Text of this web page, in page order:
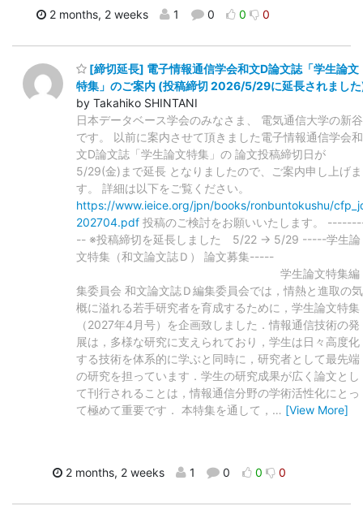
2 months, 2 weeks 1 0 0 0
[締切延長] 電子情報通信学会和文D論文誌「学生論文
特集」のご案内 (投稿締切 2026/5/29に延長されまし
by Takahiko SHINTANI
日本データベース学会のみなさま、 電気通信大学の新谷
です。 以前に案内させて頂きました電子情報通信学会和
文D論文誌「学生論文特集」の 論文投稿締切日が
5/29(金)まで延長 となりましたので、ご案内申し上げま
す。 詳細は以下をご覧ください。
https://www.ieice.org/jpn/books/ronbuntokushu/
202704.pdf 投稿のご検討をお願いいたします。
-- ※投稿締切を延長しました 5/22 -> 5/29 -----学生論
文特集（和文論文誌Ｄ） 論文募集-----
学生論文特集編
集委員会 和文論文誌Ｄ編集委員会では，情熱と進取の気
概に溢れる若手研究者を育成するために，学生論文特集
（2027年4月号）を企画致しました．情報通信技術の発
展は，多様な研究に支えられており，学生は日々高度化
する技術を体系的に学ぶと同時に，研究者として最先端
の研究を担っています．学生の研究成果が広く論文とし
て刊行されることは，情報通信分野の学術活性化にとっ
て極めて重要です． 本特集を通して， … [View More]
2 months, 2 weeks 1 0 0 0